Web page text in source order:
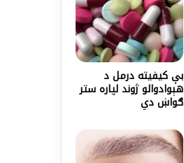
بې کيفيته درمل د
هېوادوالو ژوند لپاره ستر
ګواښ دي